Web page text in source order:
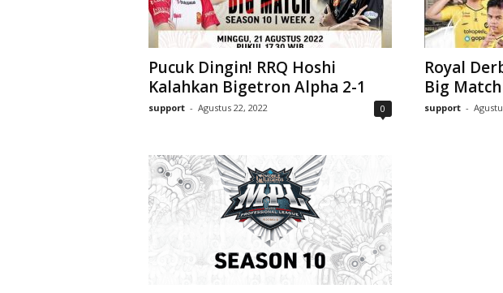
Pucuk Dingin! RRQ Hoshi
Kalahkan Bigetron Alpha 2-1
support - Agustus 22, 2022 0
Royal
Big
support -